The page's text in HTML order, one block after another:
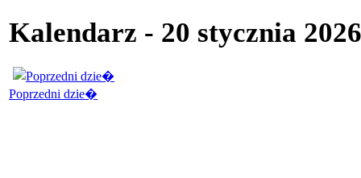
Kalendarz - 20 stycznia
Poprzedni dzie�